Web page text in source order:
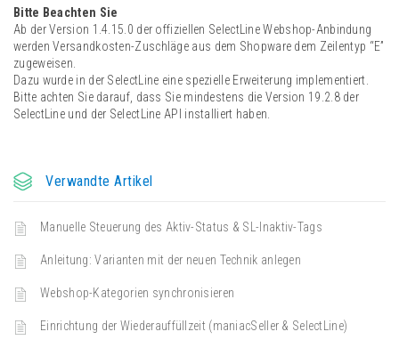
Bitte Beachten Sie
Ab der Version 1.4.15.0 der offiziellen SelectLine Webshop-Anbindung
werden Versandkosten-Zuschläge aus dem Shopware dem Zeilentyp “E”
zugeweisen.
Dazu wurde in der SelectLine eine spezielle Erweiterung implementiert.
Bitte achten Sie darauf, dass Sie mindestens die Version 19.2.8 der
SelectLine und der SelectLine API installiert haben.
Verwandte Artikel
Manuelle Steuerung des Aktiv-Status & SL-Inaktiv-Tags
Anleitung: Varianten mit der neuen Technik anlegen
Webshop-Kategorien synchronisieren
Einrichtung der Wiederauffüllzeit (maniacSeller & SelectLine)